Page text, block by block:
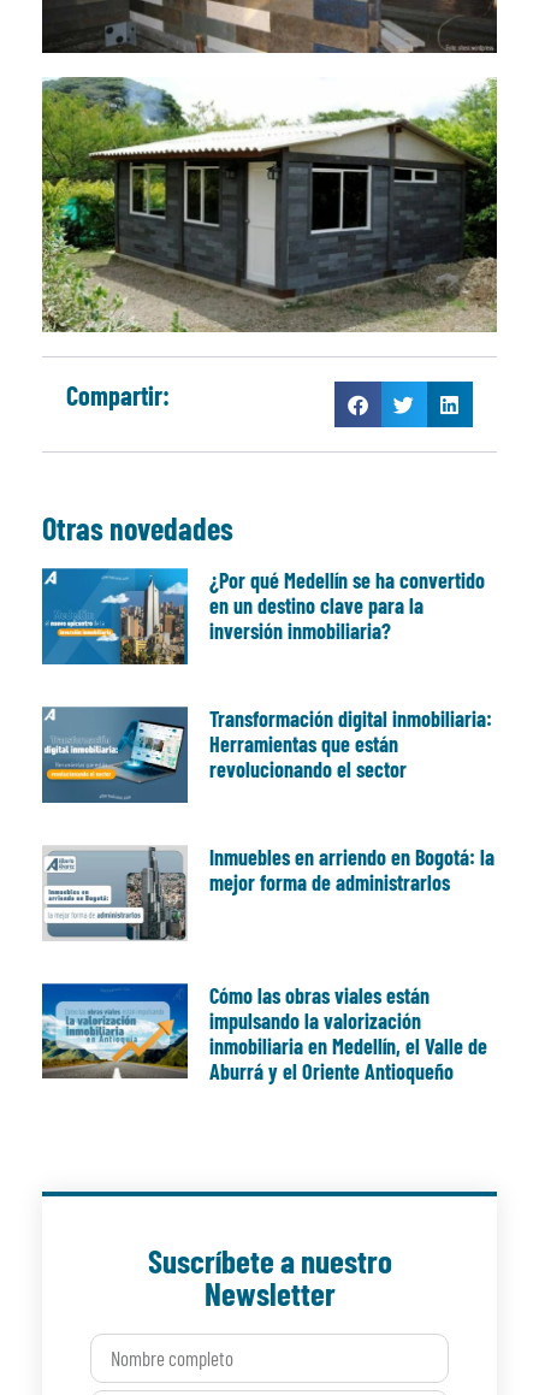
Compartir:
Otras novedades
¿Por qué Medellín se ha convertido
en un destino clave para la
inversión inmobiliaria?
Transformación digital inmobiliaria:
Herramientas que están
revolucionando el sector
Inmuebles en arriendo en Bogotá: la
mejor forma de administrarlos
Cómo las obras viales están
impulsando la valorización
inmobiliaria en Medellín, el Valle de
Aburrá y el Oriente Antioqueño
Suscríbete a nuestro
Newsletter